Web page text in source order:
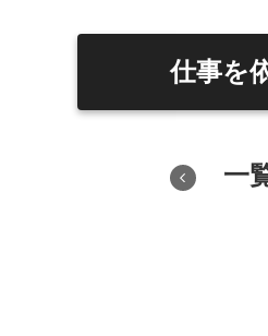
仕事を
一